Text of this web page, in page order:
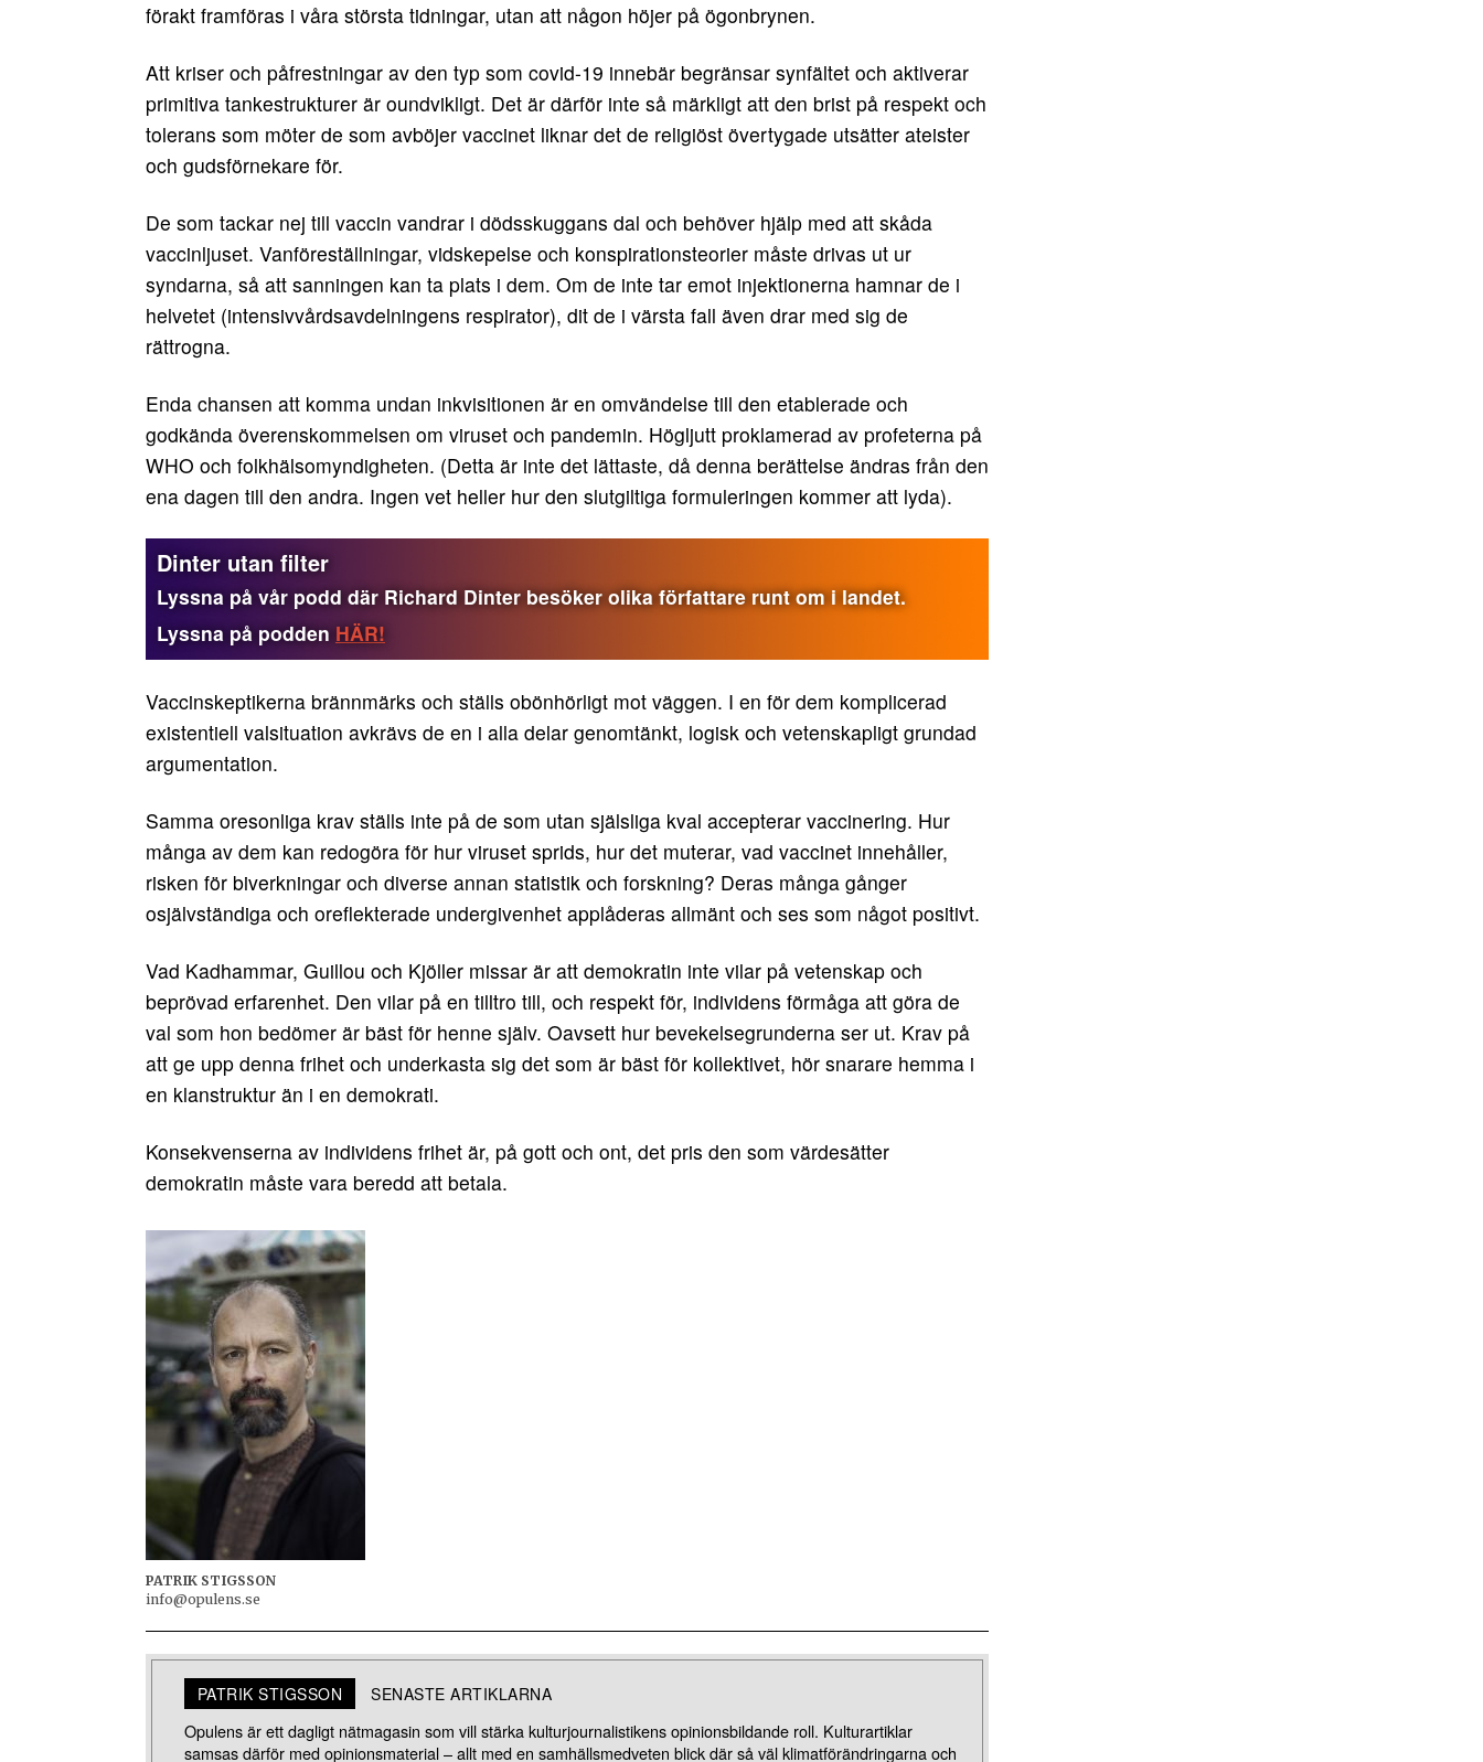
förakt framföras i våra största tidningar, utan att någon höjer på ögonbrynen.
Att kriser och påfrestningar av den typ som covid-19 innebär begränsar synfältet och aktiverar
primitiva tankestrukturer är oundvikligt. Det är därför inte så märkligt att den brist på respekt och
tolerans som möter de som avböjer vaccinet liknar det de religiöst övertygade utsätter ateister
och gudsförnekare för.
De som tackar nej till vaccin vandrar i dödsskuggans dal och behöver hjälp med att skåda
vaccinljuset. Vanföreställningar, vidskepelse och konspirationsteorier måste drivas ut ur
syndarna, så att sanningen kan ta plats i dem. Om de inte tar emot injektionerna hamnar de i
helvetet (intensivvårdsavdelningens respirator), dit de i värsta fall även drar med sig de
rättrogna.
Enda chansen att komma undan inkvisitionen är en omvändelse till den etablerade och
godkända överenskommelsen om viruset och pandemin. Högljutt proklamerad av profeterna på
WHO och folkhälsomyndigheten. (Detta är inte det lättaste, då denna berättelse ändras från den
ena dagen till den andra. Ingen vet heller hur den slutgiltiga formuleringen kommer att lyda).
Dinter utan filter
Lyssna på vår podd där Richard Dinter besöker olika författare runt om i landet.
Lyssna på podden HÄR!
Vaccinskeptikerna brännmärks och ställs obönhörligt mot väggen. I en för dem komplicerad
existentiell valsituation avkrävs de en i alla delar genomtänkt, logisk och vetenskapligt grundad
argumentation.
Samma oresonliga krav ställs inte på de som utan själsliga kval accepterar vaccinering. Hur
många av dem kan redogöra för hur viruset sprids, hur det muterar, vad vaccinet innehåller,
risken för biverkningar och diverse annan statistik och forskning? Deras många gånger
osjälvständiga och oreflekterade undergivenhet applåderas allmänt och ses som något positivt.
Vad Kadhammar, Guillou och Kjöller missar är att demokratin inte vilar på vetenskap och
beprövad erfarenhet. Den vilar på en tilltro till, och respekt för, individens förmåga att göra de
val som hon bedömer är bäst för henne själv. Oavsett hur bevekelsegrunderna ser ut. Krav på
att ge upp denna frihet och underkasta sig det som är bäst för kollektivet, hör snarare hemma i
en klanstruktur än i en demokrati.
Konsekvenserna av individens frihet är, på gott och ont, det pris den som värdesätter
demokratin måste vara beredd att betala.
PATRIK STIGSSON
info@opulens.se
PATRIK STIGSSON SENASTE ARTIKLARNA
Opulens är ett dagligt nätmagasin som vill stärka kulturjournalistikens opinionsbildande roll. Kulturartiklar
samsas därför med opinionsmaterial – allt med en samhällsmedveten blick där så väl klimatförändringarna och